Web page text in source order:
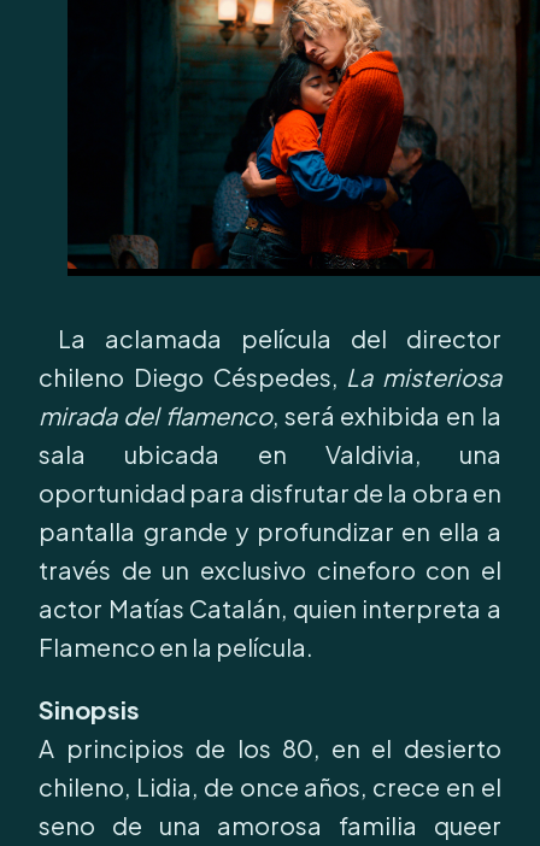
La aclamada película del director
chileno Diego Céspedes, La misteriosa
mirada del flamenco, será exhibida en la
sala ubicada en Valdivia, una
oportunidad para disfrutar de la obra en
pantalla grande y profundizar en ella a
través de un exclusivo cineforo con el
actor Matías Catalán, quien interpreta a
Flamenco en la película.
Sinopsis
A principios de los 80, en el desierto
chileno, Lidia, de once años, crece en el
seno de una amorosa familia queer